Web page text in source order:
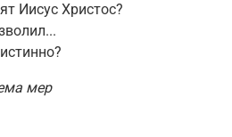
Иисус Христос?
мер